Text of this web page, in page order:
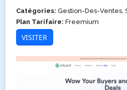
Catégories: Gestion-Des-Ventes,
Plan Tarifaire: Freemium
VISITER